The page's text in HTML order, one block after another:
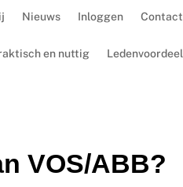
Nieuws Inloggen Contact
en nuttig Ledenvoordeel
VOS/ABB?